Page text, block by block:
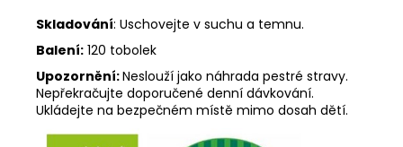
Skladování: Uschovejte v suchu a temnu.
Balení: 120 tobolek
Upozornění:Neslouží jako náhrada pestré stravy.
Nepřekračujte doporučené denní dávkování.
Ukládejte na bezpečném místě mimo dosah dětí.